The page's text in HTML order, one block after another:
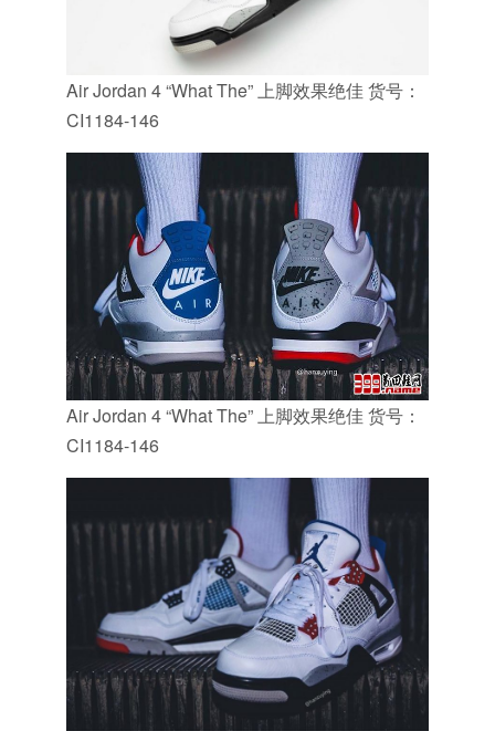
Air Jordan 4 “What The” 上脚效果绝佳 货号：
CI1184-146
Air Jordan 4 “What The” 上脚效果绝佳 货号：
CI1184-146